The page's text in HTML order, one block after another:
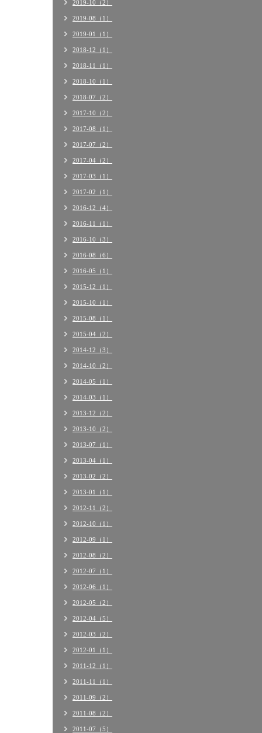
2019-10（2）
2019-08（1）
2019-01（1）
2018-12（1）
2018-11（1）
2018-10（1）
2018-07（2）
2017-10（2）
2017-08（1）
2017-07（2）
2017-04（2）
2017-03（1）
2017-02（1）
2016-12（4）
2016-11（1）
2016-10（3）
2016-08（6）
2016-05（1）
2015-12（1）
2015-10（1）
2015-08（1）
2015-04（2）
2014-12（3）
2014-10（2）
2014-05（1）
2014-03（1）
2013-12（2）
2013-10（2）
2013-07（1）
2013-04（1）
2013-02（2）
2013-01（1）
2012-11（2）
2012-10（1）
2012-09（1）
2012-08（2）
2012-07（1）
2012-06（1）
2012-05（2）
2012-04（5）
2012-03（2）
2012-01（1）
2011-12（1）
2011-11（1）
2011-09（2）
2011-08（2）
2011-07（5）